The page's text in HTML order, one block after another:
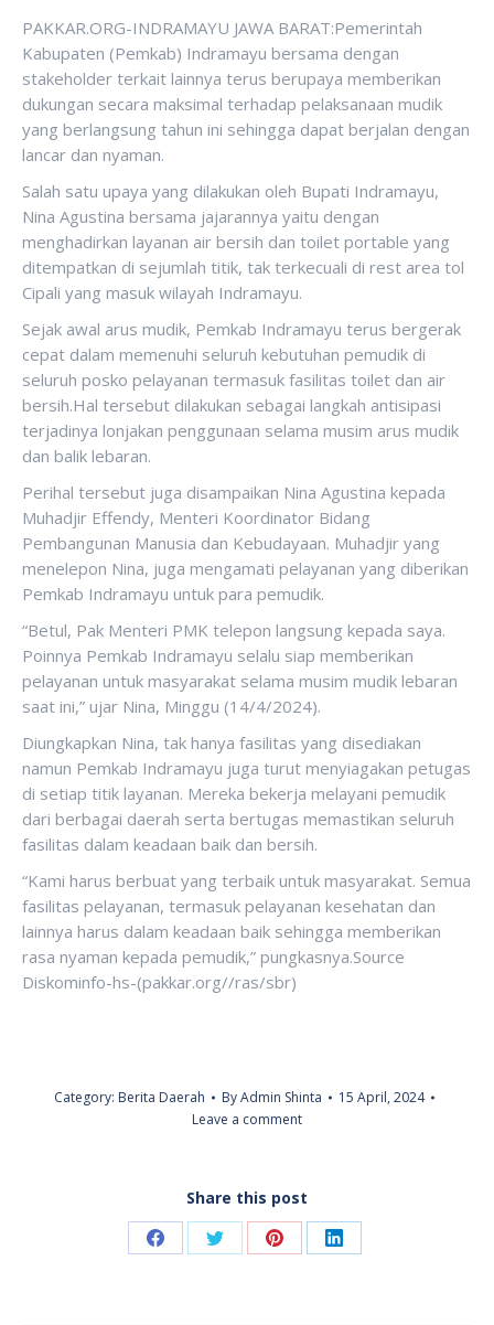
PAKKAR.ORG-INDRAMAYU JAWA BARAT:Pemerintah
Kabupaten (Pemkab) Indramayu bersama dengan
stakeholder terkait lainnya terus berupaya memberikan
dukungan secara maksimal terhadap pelaksanaan mudik
yang berlangsung tahun ini sehingga dapat berjalan dengan
lancar dan nyaman.
Salah satu upaya yang dilakukan oleh Bupati Indramayu,
Nina Agustina bersama jajarannya yaitu dengan
menghadirkan layanan air bersih dan toilet portable yang
ditempatkan di sejumlah titik, tak terkecuali di rest area tol
Cipali yang masuk wilayah Indramayu.
Sejak awal arus mudik, Pemkab Indramayu terus bergerak
cepat dalam memenuhi seluruh kebutuhan pemudik di
seluruh posko pelayanan termasuk fasilitas toilet dan air
bersih.Hal tersebut dilakukan sebagai langkah antisipasi
terjadinya lonjakan penggunaan selama musim arus mudik
dan balik lebaran.
Perihal tersebut juga disampaikan Nina Agustina kepada
Muhadjir Effendy, Menteri Koordinator Bidang
Pembangunan Manusia dan Kebudayaan. Muhadjir yang
menelepon Nina, juga mengamati pelayanan yang diberikan
Pemkab Indramayu untuk para pemudik.
“Betul, Pak Menteri PMK telepon langsung kepada saya.
Poinnya Pemkab Indramayu selalu siap memberikan
pelayanan untuk masyarakat selama musim mudik lebaran
saat ini,” ujar Nina, Minggu (14/4/2024).
Diungkapkan Nina, tak hanya fasilitas yang disediakan
namun Pemkab Indramayu juga turut menyiagakan petugas
di setiap titik layanan. Mereka bekerja melayani pemudik
dari berbagai daerah serta bertugas memastikan seluruh
fasilitas dalam keadaan baik dan bersih.
“Kami harus berbuat yang terbaik untuk masyarakat. Semua
fasilitas pelayanan, termasuk pelayanan kesehatan dan
lainnya harus dalam keadaan baik sehingga memberikan
rasa nyaman kepada pemudik,” pungkasnya.Source
Diskominfo-hs-(pakkar.org//ras/sbr)
Category: Berita Daerah ByAdmin Shinta
15 April, 2024
Leave a comment
Share this post
Share Share Share Share